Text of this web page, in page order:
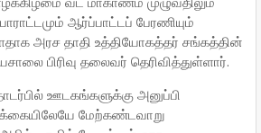
ஆர்ப்பாட்டப் பேரணியும்
அரச தாதி உத்தியோகத்தர் சங்கத்தின்
பிரிவு தலைவர் தெரிவித்துள்ளார்.
ஊடகங்களுக்கு அனுப்பி
மேற்கண்டவாறு